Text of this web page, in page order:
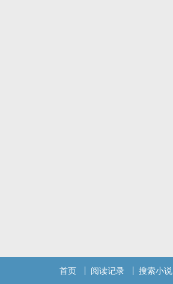
首页 阅读记录 搜索小说